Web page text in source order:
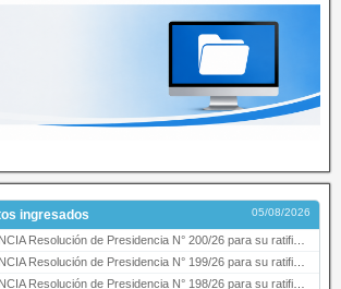
ingresados 05/08/2026
Resolución de Presidencia N° 200/26 para su ratificación.
Resolución de Presidencia N° 199/26 para su ratificación.
Resolución de Presidencia N° 198/26 para su ratificación.